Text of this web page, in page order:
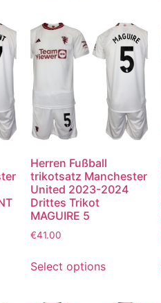
Herren Fußball
trikotsatz Manchester
United 2023-2024
Drittes Trikot
MAGUIRE 5
€41.00
Select options